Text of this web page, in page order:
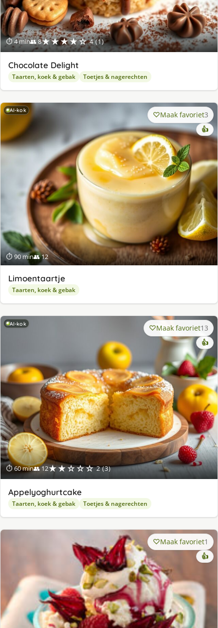
⏱ 4 min👥 8★★★★☆ 4 (1)
Chocolate Delight
Taarten, koek & gebak Toetjes & nagerechten
AI-kok
⏱ 90 min👥 12
Maak favoriet3
👍
Limoentaartje
Taarten, koek & gebak
AI-kok
⏱ 60 min👥 12★★☆☆☆ 2 (3)
Maak favoriet13
👍
Appelyoghurtcake
Taarten, koek & gebak Toetjes & nagerechten
Maak favoriet1
👍